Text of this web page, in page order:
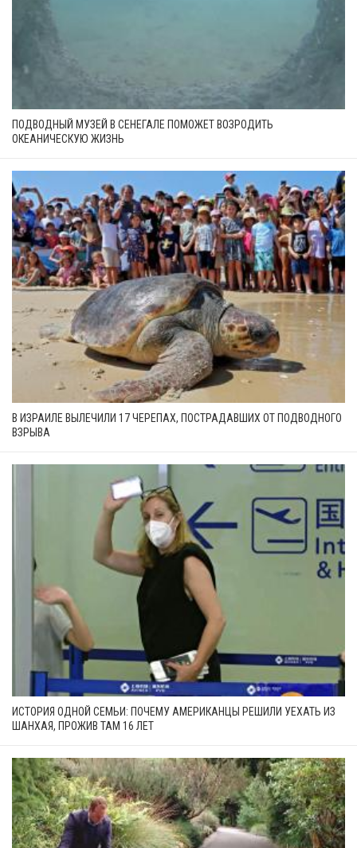
ПОДВОДНЫЙ МУЗЕЙ В СЕНЕГАЛЕ ПОМОЖЕТ ВОЗРОДИТЬ
ОКЕАНИЧЕСКУЮ ЖИЗНЬ
В ИЗРАИЛЕ ВЫЛЕЧИЛИ 17 ЧЕРЕПАХ, ПОСТРАДАВШИХ ОТ ПОДВОДНОГО
ВЗРЫВА
ИСТОРИЯ ОДНОЙ СЕМЬИ: ПОЧЕМУ АМЕРИКАНЦЫ РЕШИЛИ УЕХАТЬ ИЗ
ШАНХАЯ, ПРОЖИВ ТАМ 16 ЛЕТ